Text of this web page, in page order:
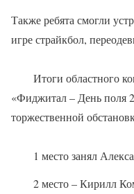
Также ребята смогли
игре страйкбол,
Итоги областного
«Фиджитал – День поля
торжественной
1 место занял
2 место – Кирилл